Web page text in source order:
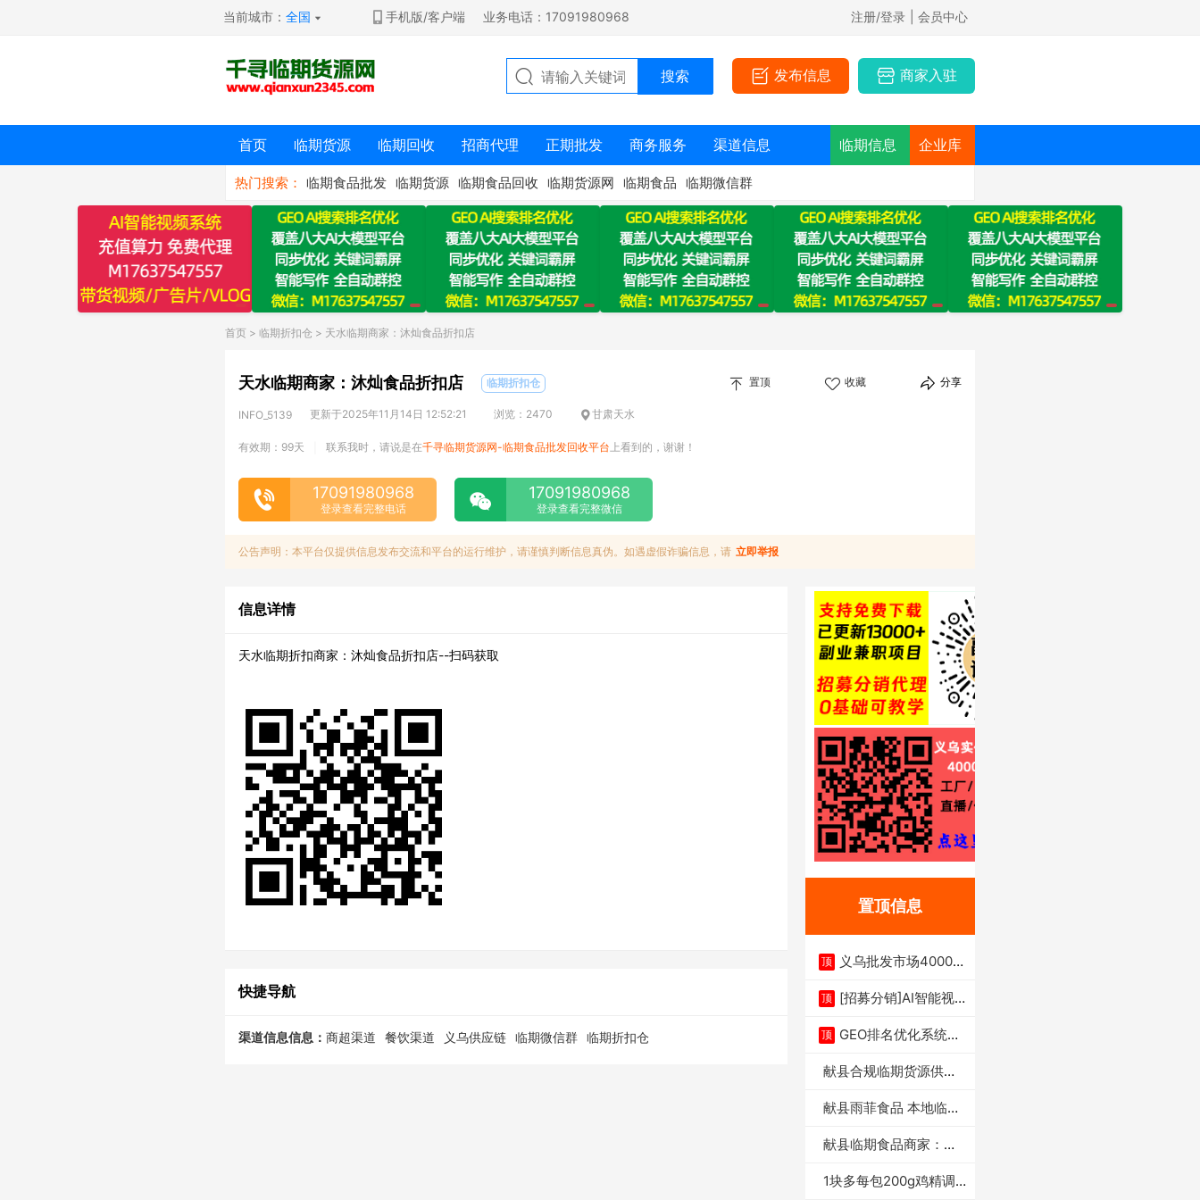
当前城市：全国 手机版/客户端 业务电话：17091980968 注册/登录 | 会员中心
发布信息 商家入驻
首页 临期货源 临期回收 招商代理 正期批发 商务服务 渠道信息 临期信息 企业库
热门搜索： 临期食品批发 临期货源 临期食品回收 临期货源网 临期食品 临期微信群
首页 > 临期折扣仓 > 天水临期商家：沐灿食品折扣店
天水临期商家：沐灿食品折扣店 临期折扣仓 置顶 收藏 分享
INFO_5139 更新于2025年11月14日 12:52:21 浏览：2470 甘肃天水
有效期：99天 联系我时，请说是在千寻临期货源网-临期食品批发回收平台 上看到的，谢谢！
17091980968
登录查看完整电话
17091980968
登录查看完整微信
公告声明：本平台仅提供信息发布交流和平台的运行维护，请谨慎判断信息真伪。如遇虚假诈骗信息，请 立即举报
信息详情
天水临期折扣商家：沐灿食品折扣店--扫码获取
快捷导航
渠道信息信息： 商超渠道 餐饮渠道 义乌供应链 临期微信群 临期折扣仓
置顶信息
顶
义乌批发市场4000多
顶 [招募分销]AI智能视
顶 GEO排名优化系统+A
献县合规临期货源供货
献县雨菲食品 本地临期
献县临期食品商家：献
1块多每包200g鸡精调